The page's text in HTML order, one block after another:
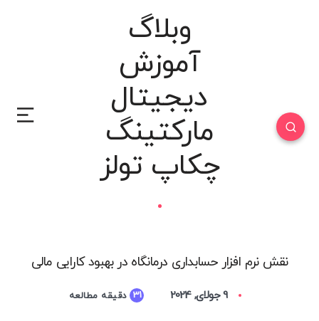
وبلاگ
آموزش
دیجیتال
مارکتینگ
چکاپ تولز
نقش نرم افزار حسابداری درمانگاه در بهبود کارایی مالی
9 جولای, 2024 31 دقیقه مطالعه